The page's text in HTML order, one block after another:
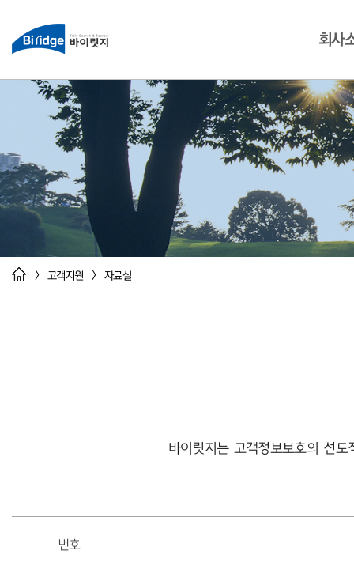
회사
> 고객지원 > 자료실
바이릿지는 고객정보보호의 선
번호